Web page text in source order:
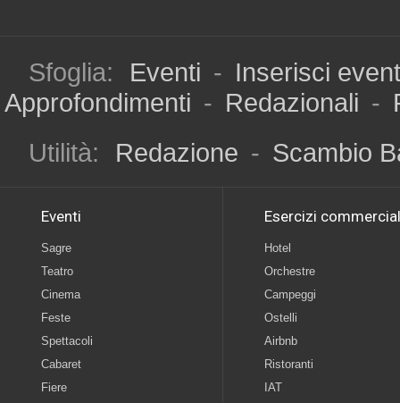
Sfoglia: Eventi - Inserisci
Approfondimenti - Redazionali -
Utilità:
Redazione - Scambio
Eventi
Sagre
Teatro
Cinema
Feste
Spettacoli
Cabaret
Fiere
Esercizi
Hotel
Orchestre
Campeggi
Ostelli
Airbnb
Ristoranti
IAT